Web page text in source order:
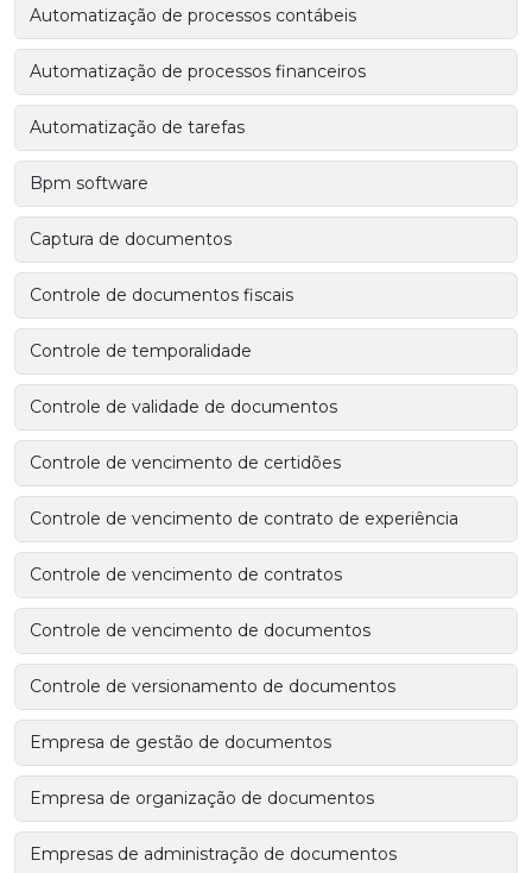
Automatização de processos contábeis
Automatização de processos financeiros
Automatização de tarefas
Bpm software
Captura de documentos
Controle de documentos fiscais
Controle de temporalidade
Controle de validade de documentos
Controle de vencimento de certidões
Controle de vencimento de contrato de experiência
Controle de vencimento de contratos
Controle de vencimento de documentos
Controle de versionamento de documentos
Empresa de gestão de documentos
Empresa de organização de documentos
Empresas de administração de documentos